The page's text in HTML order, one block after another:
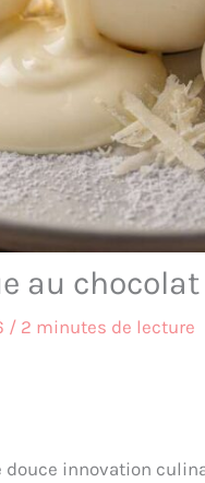
au
/ 2 minutes de lecture
innovation